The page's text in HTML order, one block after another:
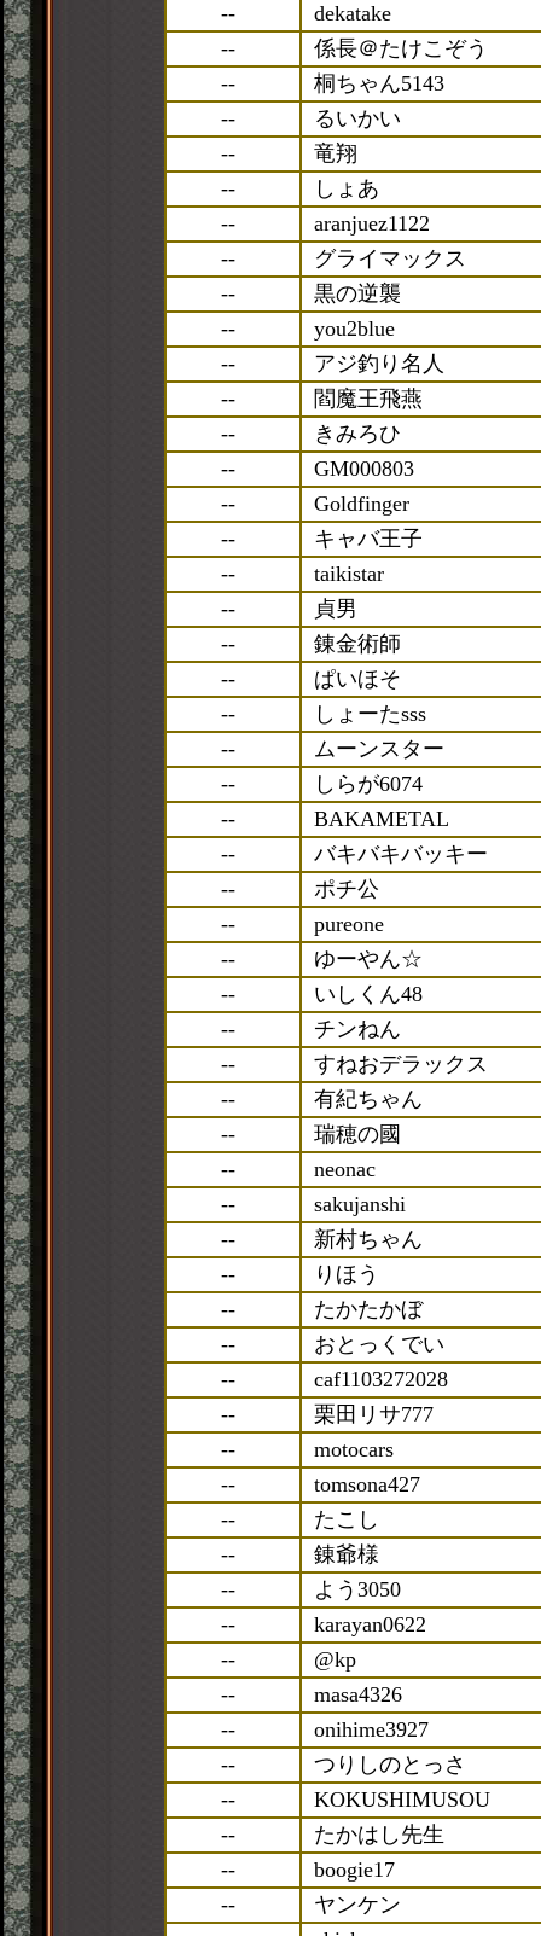
--
dekatake
--
係長＠たけこぞう
--
桐ちゃん5143
--
るいかい
--
竜翔
--
しょあ
--
aranjuez1122
--
グライマックス
--
黒の逆襲
--
you2blue
--
アジ釣り名人
--
閻魔王飛燕
--
きみろひ
--
GM000803
--
Goldfinger
--
キャバ王子
--
taikistar
--
貞男
--
錬金術師
--
ぱいほそ
--
しょーたsss
--
ムーンスター
--
しらが6074
--
BAKAMETAL
--
バキバキバッキー
--
ポチ公
--
pureone
--
ゆーやん☆
--
いしくん48
--
チンねん
--
すねおデラックス
--
有紀ちゃん
--
瑞穂の國
--
neonac
--
sakujanshi
--
新村ちゃん
--
りほう
--
たかたかぼ
--
おとっくでい
--
caf1103272028
--
栗田リサ777
--
motocars
--
tomsona427
--
たこし
--
錬爺様
--
よう3050
--
karayan0622
--
@kp
--
masa4326
--
onihime3927
--
つりしのとっさ
--
KOKUSHIMUSOU
--
たかはし先生
--
boogie17
--
ヤンケン